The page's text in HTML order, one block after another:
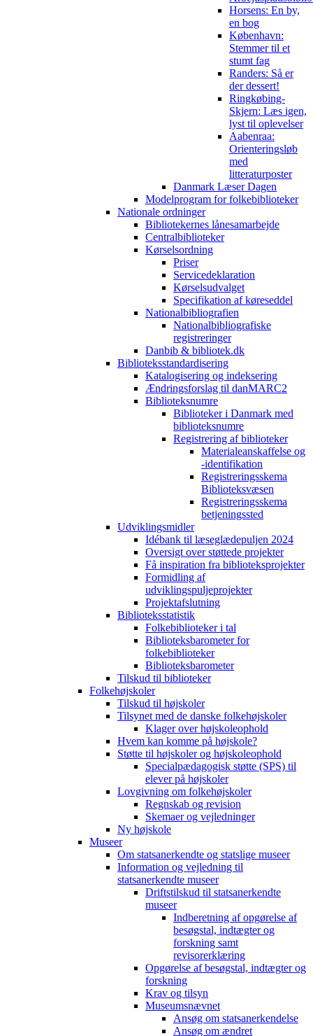
Horsens: En by,
en bog
København:
Stemmer til et
stumt fag
Randers: Så er
der dessert!
Ringkøbing-
Skjern: Læs igen,
lyst til oplevelser
Aabenraa:
Orienteringsløb
med
litteraturposter
Danmark Læser Dagen
Modelprogram for folkebiblioteker
Nationale ordninger
Bibliotekernes lånesamarbejde
Centralbiblioteker
Kørselsordning
Priser
Servicedeklaration
Kørselsudvalget
Specifikation af køreseddel
Nationalbibliografien
Nationalbibliografiske
registreringer
Danbib & bibliotek.dk
Biblioteksstandardisering
Katalogisering og indeksering
Ændringsforslag til danMARC2
Biblioteksnumre
Biblioteker i Danmark med
biblioteksnumre
Registrering af biblioteker
Materialeanskaffelse og
-identifikation
Registreringsskema
Biblioteksvæsen
Registreringsskema
betjeningssted
Udviklingsmidler
Idébank til læseglædepuljen 2024
Oversigt over støttede projekter
Få inspiration fra biblioteksprojekter
Formidling af
udviklingspuljeprojekter
Projektafslutning
Biblioteksstatistik
Folkebiblioteker i tal
Biblioteksbarometer for
folkebiblioteker
Biblioteksbarometer
Tilskud til biblioteker
Folkehøjskoler
Tilskud til højskoler
Tilsynet med de danske folkehøjskoler
Klager over højskoleophold
Hvem kan komme på højskole?
Støtte til højskoler og højskoleophold
Specialpædagogisk støtte (SPS) til
elever på højskoler
Lovgivning om folkehøjskoler
Regnskab og revision
Skemaer og vejledninger
Ny højskole
Museer
Om statsanerkendte og statslige museer
Information og vejledning til
statsanerkendte museer
Driftstilskud til statsanerkendte
museer
Indberetning af opgørelse af
besøgstal, indtægter og
forskning samt
revisorerklæring
Opgørelse af besøgstal, indtægter og
forskning
Krav og tilsyn
Museumsnævnet
Ansøg om statsanerkendelse
Ansøg om ændret